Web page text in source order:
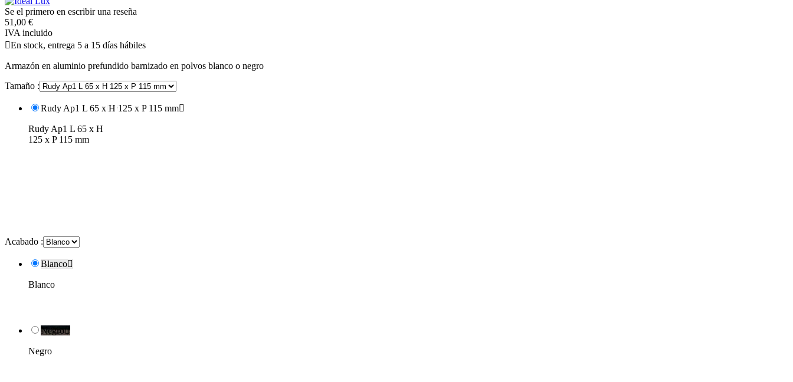
Se el primero en escribir una reseña
51,00 €
IVA incluido
En stock, entrega 5 a 15 días hábiles
Armazón en aluminio prefundido barnizado en polvos blanco o negro
Tamaño :
Rudy Ap1 L 65 x H 125 x P 115 mm
Rudy Ap1 L 65 x H
125 x P 115 mm
Acabado :
Blanco
Blanco
Negro
Negro